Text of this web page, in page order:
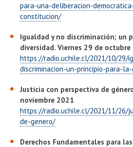
para-una-deliberacion-
constitucion/
Igualdad y no discriminación; un
diversidad. Viernes 29 de octubre
https://radio.uchile.cl/2021/10/29/
discriminacion-un-principio-para-
Justicia con perspectiva de
noviembre 2021
https://radio.uchile.cl/2021/11/26/
de-genero/
Derechos Fundamentales para